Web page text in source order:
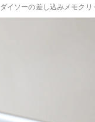
ダイソーの差し込みメモクリ